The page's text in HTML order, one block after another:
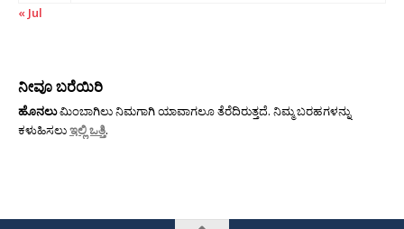
« Jul
ನೀವೂ ಬರೆಯಿರಿ
ಹೊನಲುಮಿಂಬಾಗಿಲು ನಿಮಗಾಗಿ ಯಾವಾಗಲೂ ತೆರೆದಿರುತ್ತದೆ. ನಿಮ್ಮ ಬರಹಗಳನ್ನು
ಕಳುಹಿಸಲುಇಲ್ಲಿ ಒತ್ತಿ.